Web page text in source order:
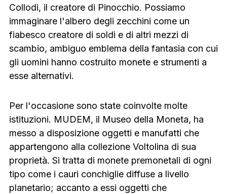
Collodi, il creatore di Pinocchio. Possiamo
immaginare l'albero degli zecchini come un
fiabesco creatore di soldi e di altri mezzi di
scambio, ambiguo emblema della fantasia con cui
gli uomini hanno costruito monete e strumenti a
esse alternativi.
Per l'occasione sono state coinvolte molte
istituzioni. MUDEM, il Museo della Moneta, ha
messo a disposizione oggetti e manufatti che
appartengono alla collezione Voltolina di sua
proprietà. Si tratta di monete premonetali di ogni
tipo come i cauri conchiglie diffuse a livello
planetario; accanto a essi oggetti che